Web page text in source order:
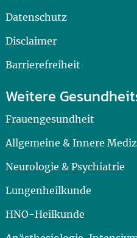
Datenschutz
Disclaimer
Barrierefreiheit
Weitere
Frauengesundheit
Allgemeine & Innere
Neurologie & Psychiatrie
Lungenheilkunde
HNO-Heilkunde